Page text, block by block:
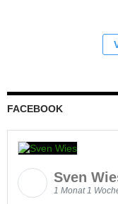
FACEBOOK
Sven
1 Monat 1